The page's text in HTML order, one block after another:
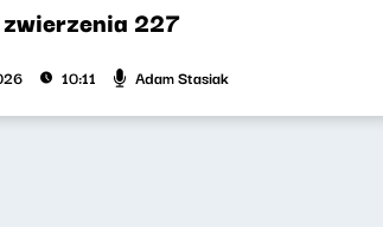
227
10:11 Adam Stasiak